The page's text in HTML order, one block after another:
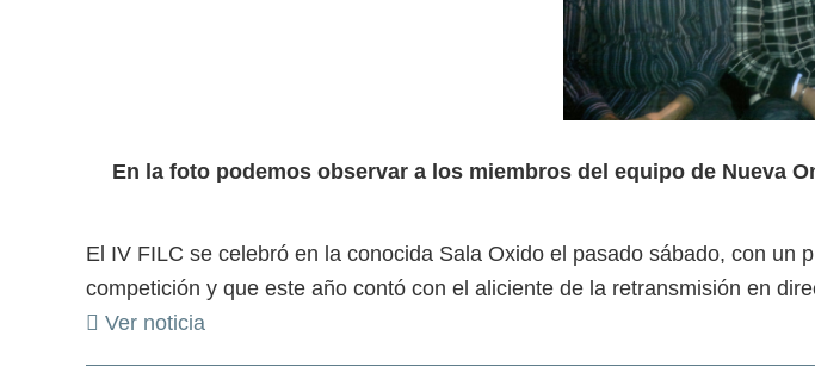
En la foto podemos observar a los miembros del equipo de Nueva
El IV FILC se celebró en la conocida Sala Oxido el pasado sábado, con
competición y que este año contó con el aliciente de la retransmisión en
Ver noticia